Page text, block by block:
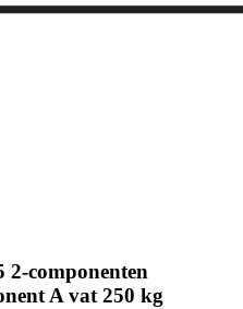
2-componenten
A vat 250 kg